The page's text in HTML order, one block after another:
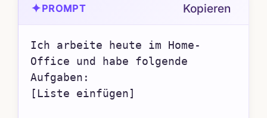
✦PROMPT Kopieren
Ich arbeite heute im Home-
Office und habe folgende
Aufgaben:
[Liste einfügen]